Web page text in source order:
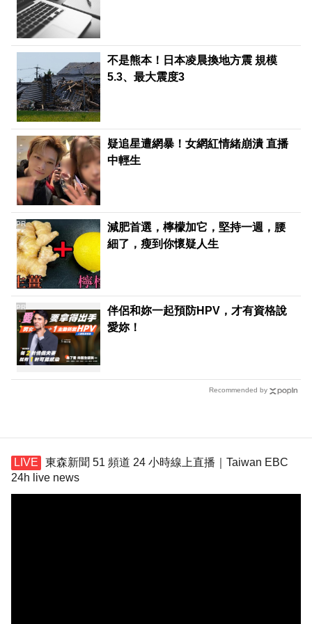
不是熊本！日本凌晨換地方震 規模
5.3、最大震度3
疑追星遭網暴！女網紅情緒崩潰 直播
中輕生
減肥首選，檸檬加它，堅持一週，腰
細了，瘦到你懷疑人生
PR
伴侶和妳一起預防HPV，才有資格說
愛妳！
PR
Recommended by
東森新聞 51 頻道 24 小時線上直播｜Taiwan EBC
24h live news